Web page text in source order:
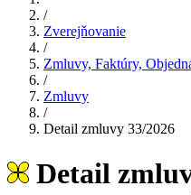
/
Zverejňovanie
/
Zmluvy, Faktúry,
/
Zmluvy
/
Detail zmluvy 33/2026
Detail